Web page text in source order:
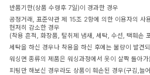
반품기한(상품 수령후 7일)이 경과한 경우
공정거래, 표준약관 제 15조 2항에 의한 이용자의 사
현저히 감소한 경우
(착용 흔적, 화장품, 탈취제 냄새, 세탁, 수선, 택훼손
세탁을 하신 경우나 착용을 하신 후에는 불량이 발견
워싱면 종류의 제품은 워싱과정에서 옷이 살짝 돌아
피팅만 해보신 경우라도 상품이 훼손된 경우(구김,늘